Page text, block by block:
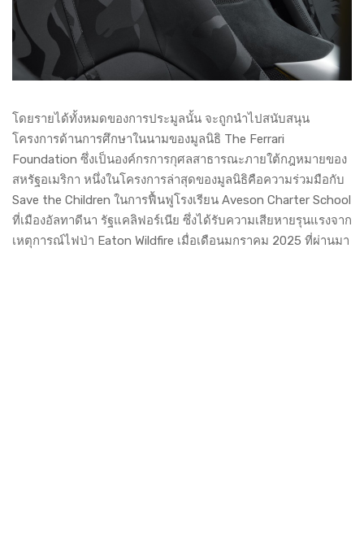
โดยรายได้ทั้งหมดของการประมูลนั้น จะถูกนำไปสนับสนุน
โครงการด้านการศึกษาในนามของมูลนิธิ The Ferrari
Foundation ซึ่งเป็นองค์กรการกุศลสาธารณะภายใต้กฎหมายของ
สหรัฐอเมริกา หนึ่งในโครงการล่าสุดของมูลนิธิคือความร่วมมือกับ
Save the Children ในการฟื้นฟูโรงเรียน Aveson Charter School
ที่เมืองอัลทาดีนา รัฐแคลิฟอร์เนีย ซึ่งได้รับความเสียหายรุนแรงจาก
เหตุการณ์ไฟป่า Eaton Wildfire เมื่อเดือนมกราคม 2025 ที่ผ่านมา